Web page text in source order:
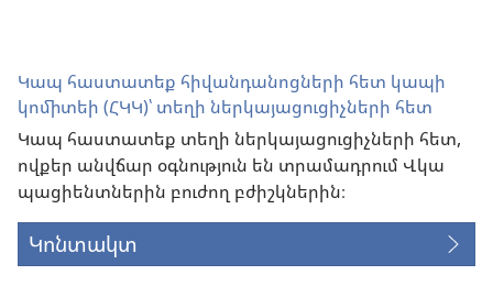
Կապ հաստատեք հիվանդանոցների հետ կապի
կոմիտեի (ՀԿԿ)՝ տեղի ներկայացուցիչների հետ
Կապ հաստատեք տեղի ներկայացուցիչների հետ,
ովքեր անվճար օգնություն են տրամադրում Վկա
պացիենտներին բուժող բժիշկներին։
Կոնտակտ